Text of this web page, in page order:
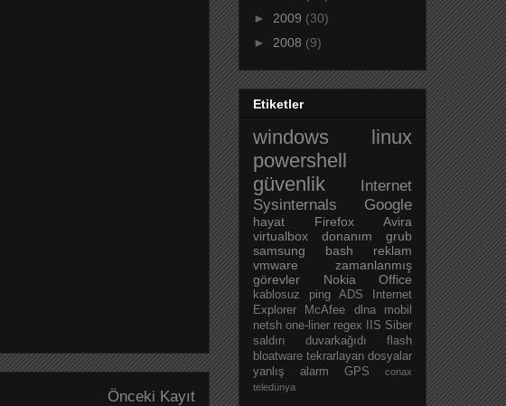
Önceki Kayıt
► 2009 (30)
► 2008 (9)
Etiketler
windows
linux
powershell
güvenlik
Internet
Sysinternals
Google
hayat Firefox
Avira
virtualbox
donanım
grub
samsung
bash
reklam
vmware
zamanlanmış
görevler
Nokia Office
kablosuz ping ADS
Internet
Explorer
McAfee dlna
mobil
netsh one-liner regex IIS Siber
saldırı
duvarkağıdı
flash
bloatware tekrarlayan dosyalar
yanlış alarm
GPS
conax
teledünya